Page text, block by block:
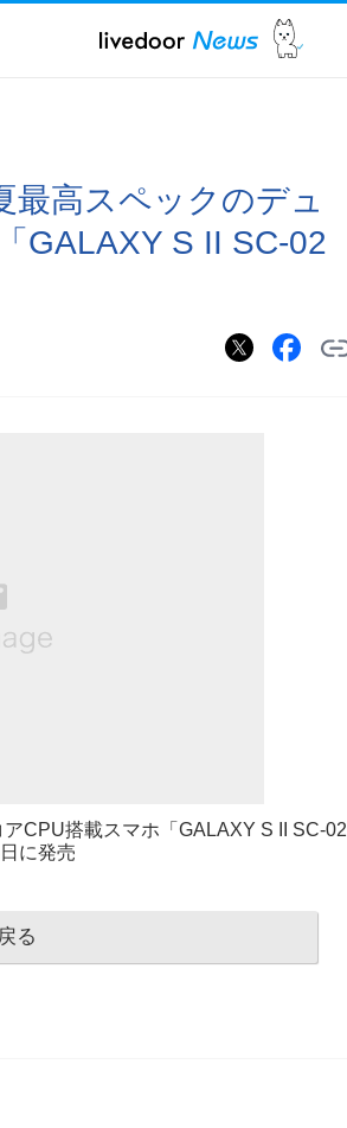
最高スペックのデュ
GALAXY S II SC-02
CPU搭載スマホ「GALAXY S II SC-02
に発売
る